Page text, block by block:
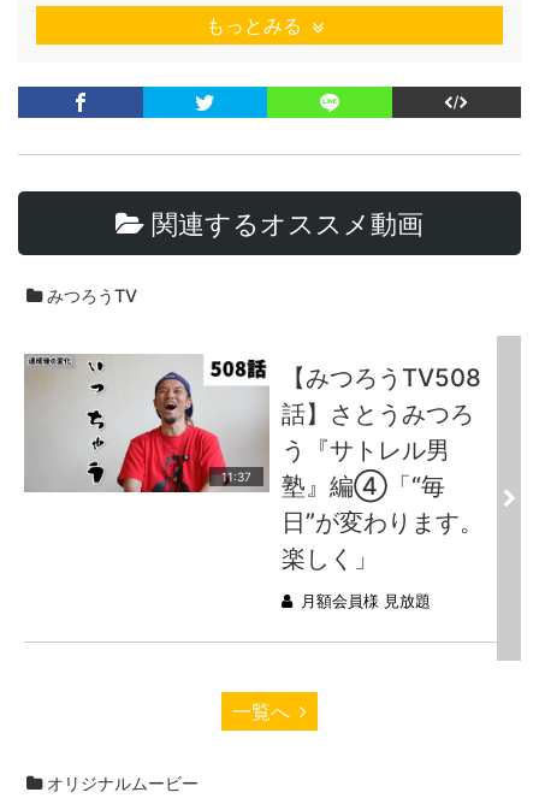
もっとみる
関連するオススメ動画
みつろうTV
11:37
【みつろうTV508
話】さとうみつろ
う『サトレル男
塾』編④「“毎
日”が変わります。
楽しく」
月額会員様 見放題
一覧へ
オリジナルムービー